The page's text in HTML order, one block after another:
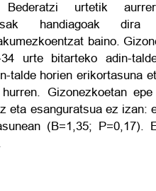
urtetik
handiagoak dira
baino.
urte bitarteko adin-
talde horien erikortasuna
Gizonezkoetan
eta esanguratsua ez izan:
(B=1,35; P=0,17).